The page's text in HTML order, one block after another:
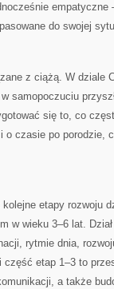
empatyczne
do swojej
z ciążą. W dziale
samopoczuciu
się to, co
czasie po porodzie,
etapy rozwoju
w wieku 3–6 lat.
rytmie dnia,
etap 1–3 to
a także